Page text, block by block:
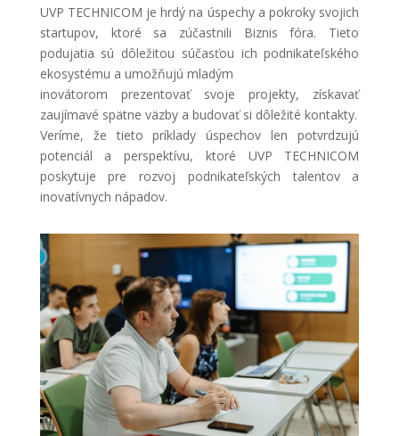
UVP TECHNICOM je hrdý na úspechy a pokroky svojich
startupov, ktoré sa zúčastnili Biznis fóra. Tieto
podujatia sú dôležitou súčasťou ich podnikateľského
ekosystému a umožňujú mladým
inovátorom prezentovať svoje projekty, získavať
zaujímavé spätne väzby a budovať si dôležité kontakty.
Veríme, že tieto príklady úspechov len potvrdzujú
potenciál a perspektívu, ktoré UVP TECHNICOM
poskytuje pre rozvoj podnikateľských talentov a
inovatívnych nápadov.